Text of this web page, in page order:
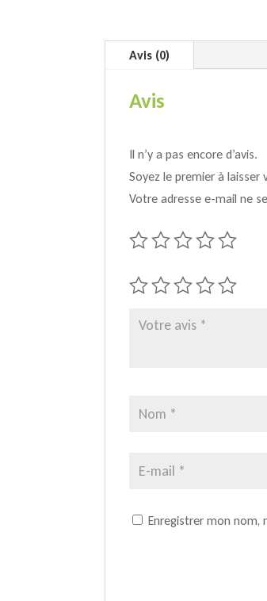
Avis (0)
Avis
Il n’y a pas encore d’avis.
Soyez le premier à laisser
Votre adresse e-mail ne
Enregistrer mon nom,